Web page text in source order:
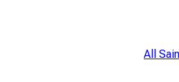
All